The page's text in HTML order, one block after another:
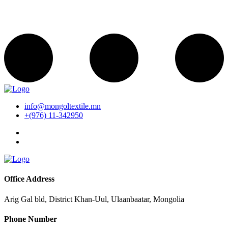
info@mongoltextile.mn
+(976) 11-342950
Office Address
Arig Gal bld, District Khan-Uul, Ulaanbaatar, Mongolia
Phone Number